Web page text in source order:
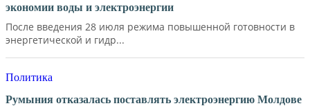
экономии воды и электроэнергии
После введения 28 июля режима повышенной готовности в
энергетической и гидр...
Политика
Румыния отказалась поставлять электроэнергию Молдове